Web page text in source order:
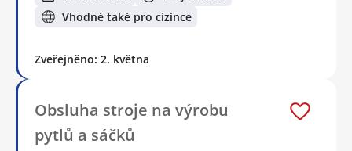
Vhodné také pro cizince
Zveřejněno: 2. května
Obsluha stroje na výrobu
pytlů a sáčků